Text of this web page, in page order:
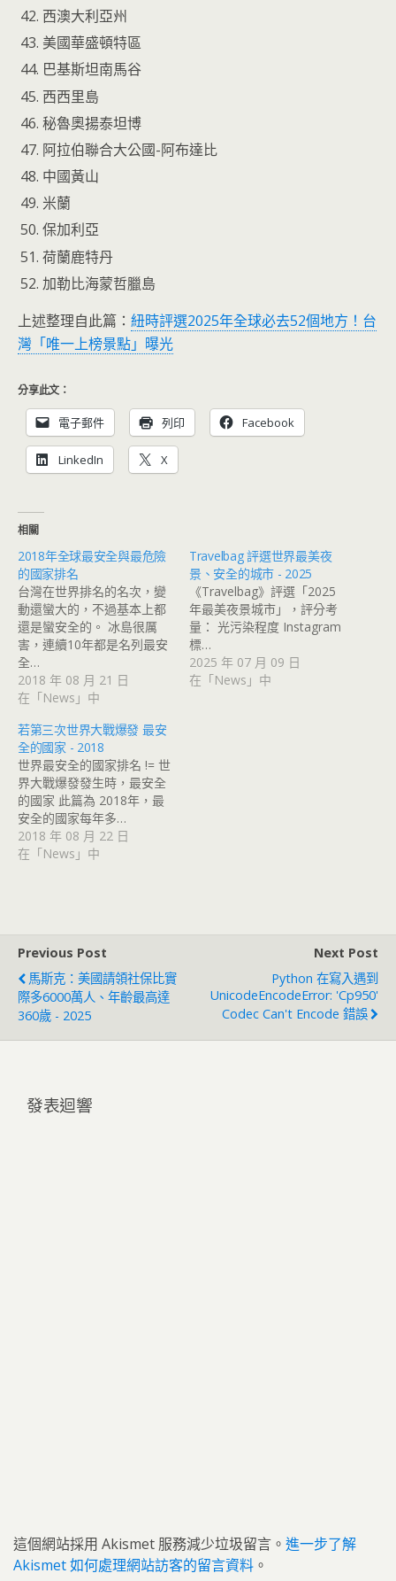
西澳大利亞州
美國華盛頓特區
巴基斯坦南馬谷
西西里島
秘魯奧揚泰坦博
阿拉伯聯合大公國-阿布達比
中國黃山
米蘭
保加利亞
荷蘭鹿特丹
加勒比海蒙哲臘島
上述整理自此篇： 紐時評選2025年全球必去52個地方！台
灣「唯一上榜景點」曝光
分享此文：
電子郵件 列印 Facebook
LinkedIn X
相關
2018年全球最安全與最危險
的國家排名
台灣在世界排名的名次，變
動還蠻大的，不過基本上都
還是蠻安全的。 冰島很厲
害，連續10年都是名列最安
全…
2018 年 08 月 21 日
在「News」中
Travelbag 評選世界最美夜
景、安全的城市 - 2025
《Travelbag》評選「2025
年最美夜景城市」，評分考
量： 光污染程度 Instagram
標…
2025 年 07 月 09 日
在「News」中
若第三次世界大戰爆發 最安
全的國家 - 2018
世界最安全的國家排名 != 世
界大戰爆發發生時，最安全
的國家 此篇為 2018年，最
安全的國家每年多…
2018 年 08 月 22 日
在「News」中
Previous Post
馬斯克：美國請領社保比實
際多6000萬人、年齡最高達
360歲 - 2025
Next Post
Python 在寫入遇到
UnicodeEncodeError: 'cp950'
Codec Can't Encode 錯誤
發表迴響
這個網站採用 Akismet 服務減少垃圾留言。 進一步了解
Akismet 如何處理網站訪客的留言資料 。